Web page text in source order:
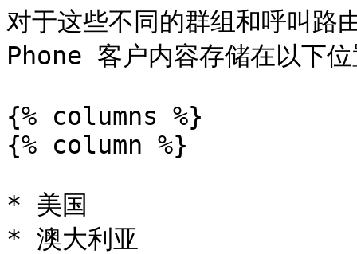
对于这些不同的群组和呼叫路
Phone 客户内容存储在以下
{% columns %}
{% column %}
* 美国
* 澳大利亚